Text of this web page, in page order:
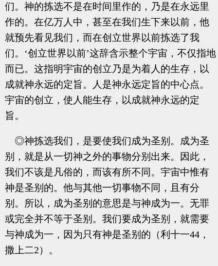
们。神的拣选不是在时间里作的，乃是在永远里
作的。在亿万人中，甚至在我们生下来以前，他
就预先看见我们，而在创立世界以前拣选了我
们。‘创立世界以前’这辞含示整个宇宙，不仅指地
而已。这指明宇宙的创立乃是为着人的生存，以
成就神永远的定旨。人是神永远定旨的中心点。
宇宙的创立，使人能生存，以成就神永远的定
旨。
◎神拣选我们，是要使我们成为圣别。成为圣
别，就是从一切神之外的事物分别出来。因此，
我们不该是凡俗的，而该有所不同。宇宙中惟有
神是圣别的。他与其他一切事物不同，且有分
别。所以，成为圣别的意思是与神成为一。无罪
或完全并不等于圣别。我们要成为圣别，就需要
与神成为一，因为只有神是圣别的（利十一44，
撒上二2）。